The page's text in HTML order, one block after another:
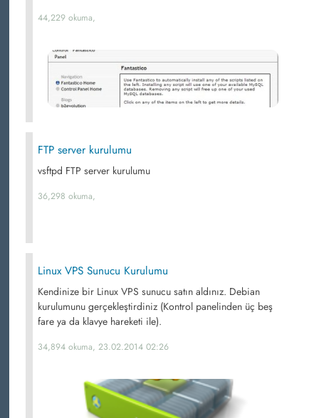
44,229 okuma,
FTP server kurulumu
vsftpd FTP server kurulumu
36,298 okuma,
Linux VPS Sunucu Kurulumu
Kendinize bir Linux VPS sunucu satın aldınız. Debian
kurulumunu gerçekleştirdiniz (Kontrol panelinden üç beş
fare ya da klavye hareketi ile).
34,894 okuma, 23.02.2014 02:26